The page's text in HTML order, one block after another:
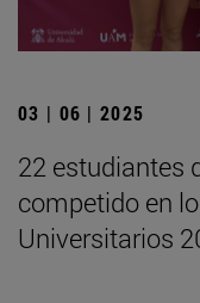
03 | 06 | 2025
22 estudiantes
competido en
Universitarios